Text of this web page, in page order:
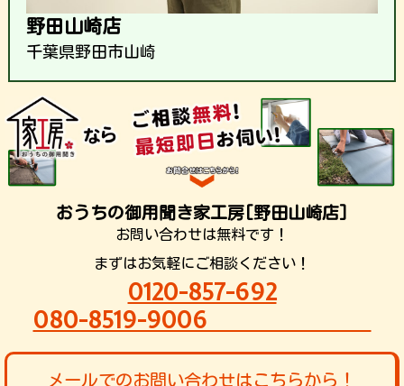
野田山崎店
千葉県野田市山崎
おうちの御用聞き家工房[野田山崎店]
お問い合わせは無料です！
まずはお気軽にご相談ください！
0120-857-692
080-8519-9006
メールでのお問い合わせはこちらから！